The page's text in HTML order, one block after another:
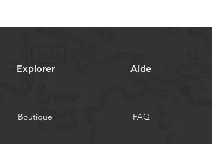
Explorer Aide
Boutique FAQ